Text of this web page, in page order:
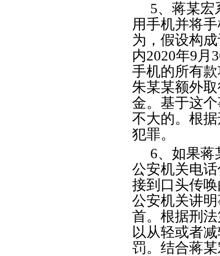
5、蒋某宏
用手机并将
为，假设构
内2020年9月
手机的所有
朱某某额外
金。基于这
不大的。根
犯罪。
6、如果蒋
公安机关电
接到口头传
公安机关讲
首。根据刑
以从轻或者
罚。结合蒋